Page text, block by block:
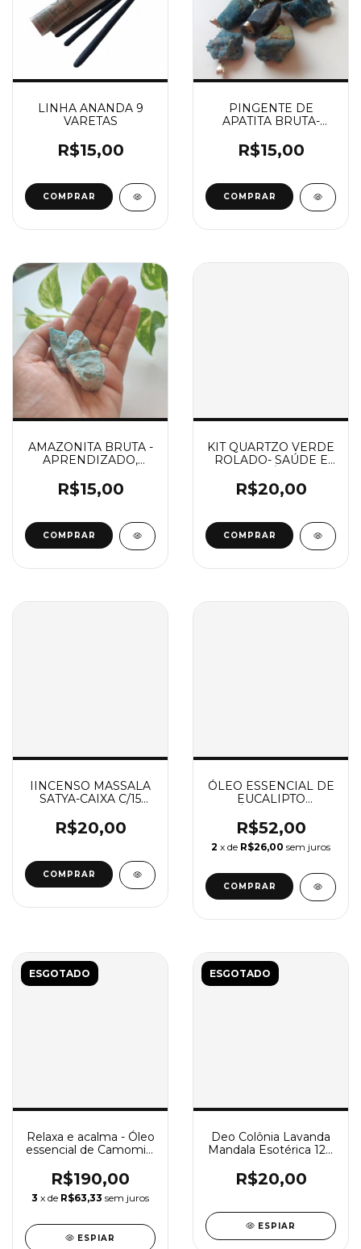
LINHA ANANDA 9
VARETAS
R$15,00
COMPRAR
PINGENTE DE
APATITA BRUTA-
R$15,00
AMAZONITA BRUTA -
APRENDIZADO,
ESTRESSE
R$15,00
KIT QUARTZO VERDE
ROLADO- SAÚDE E
EMOCIONAL-100
gramas
R$20,00
IINCENSO MASSALA
SATYA-CAIXA C/15
R$20,00
COMPRAR
ÓLEO ESSENCIAL DE
EUCALIPTO
R$52,00
2 x de R$26,00 sem juros
ESGOTADO
Relaxa e acalma - Óleo
essencial de Camomila
elétrico
R$190,00
3 x de R$63,33 sem juros
ESPIAR
ESGOTADO
Deo Colônia Lavanda
Mandala Esotérica 120
R$20,00
ESPIAR